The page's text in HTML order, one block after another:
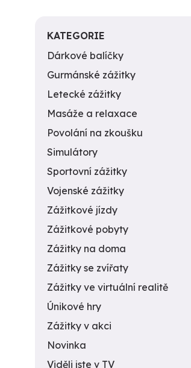
KATEGORIE
Dárkové balíčky
Gurmánské zážitky
Letecké zážitky
Masáže a relaxace
Povolání na zkoušku
Simulátory
Sportovní zážitky
Vojenské zážitky
Zážitkové jízdy
Zážitkové pobyty
Zážitky na doma
Zážitky se zvířaty
Zážitky ve virtuální realitě
Únikové hry
Zážitky v akci
Novinka
Viděli jste v TV